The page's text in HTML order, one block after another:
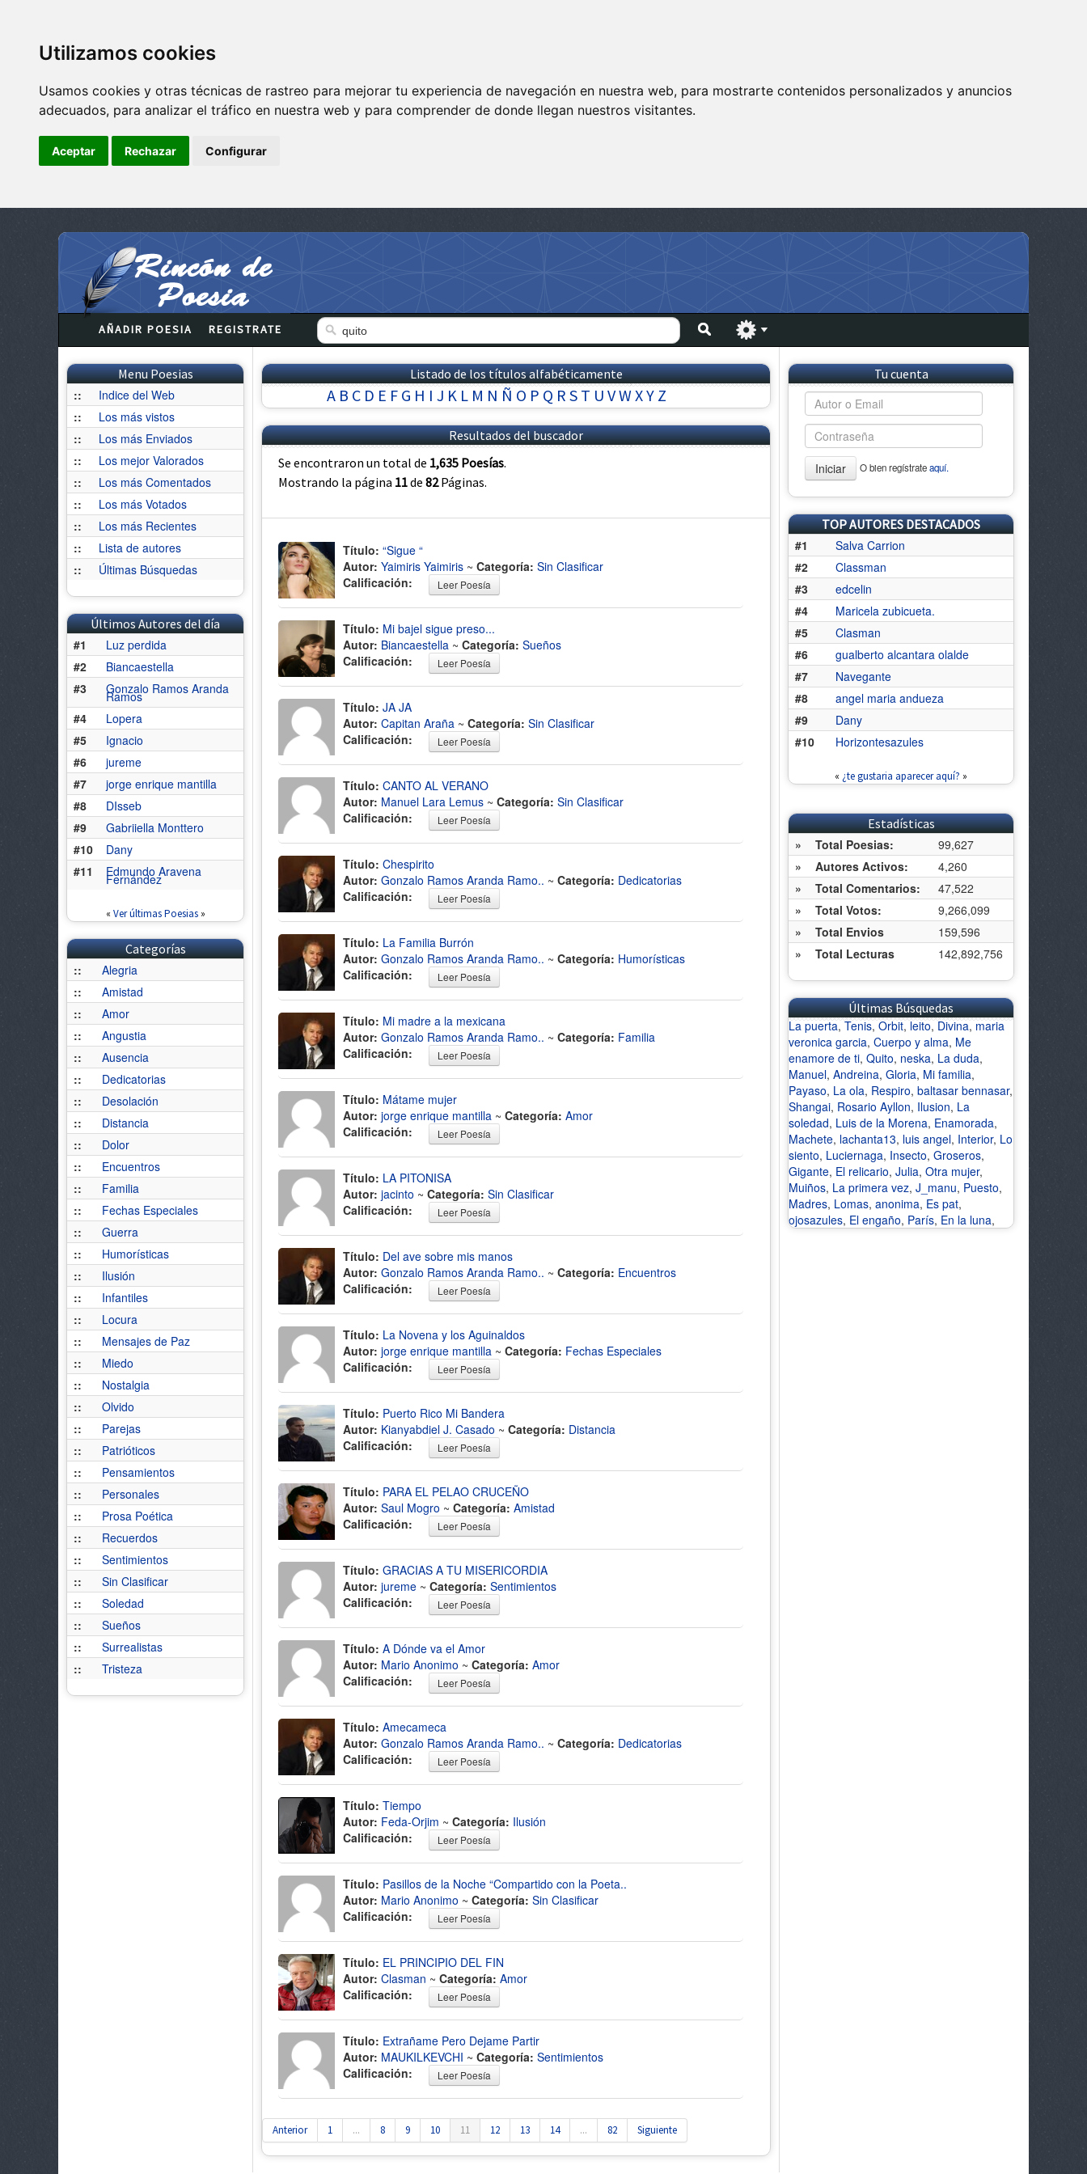
Utilizamos cookies
Usamos cookies y otras técnicas de rastreo para mejorar tu experiencia de navegación en nuestra web, para mostrarte contenidos personalizados y anuncios
adecuados, para analizar el tráfico en nuestra web y para comprender de donde llegan nuestros visitantes.
Aceptar Rechazar Configurar
AÑADIR POESIA REGISTRATE
Menu Poesias
::
Indice del Web
::
Los más vistos
::
Los más Enviados
::
Los mejor Valorados
::
Los más Comentados
::
Los más Votados
::
Los más Recientes
::
Lista de autores
::
Últimas Búsquedas
Últimos Autores del día
#1
Luz perdida
#2
Biancaestella
#3
Gonzalo Ramos Aranda
Ramos
#4
Lopera
#5
Ignacio
#6
jureme
#7
jorge enrique mantilla
#8
DIsseb
#9
Gabriiella Monttero
#10
Dany
#11
Edmundo Aravena
Fernández
« Ver últimas Poesias»
Categorías
::
Alegria
::
Amistad
::
Amor
::
Angustia
::
Ausencia
::
Dedicatorias
::
Desolación
::
Distancia
::
Dolor
::
Encuentros
::
Familia
::
Fechas Especiales
::
Guerra
::
Humorísticas
::
Ilusión
::
Infantiles
::
Locura
::
Mensajes de Paz
::
Miedo
::
Nostalgia
::
Olvido
::
Parejas
::
Patrióticos
::
Pensamientos
::
Personales
::
Prosa Poética
::
Recuerdos
::
Sentimientos
::
Sin Clasificar
::
Soledad
::
Sueños
::
Surrealistas
::
Tristeza
Listado de los títulos alfabéticamente
A B C D E F G H I J K L M N Ñ O P Q R S T U VWXY Z
Resultados del buscador
Se encontraron un total de 1,635 Poesías.
Mostrando la página 11de 82Páginas.
Título: “Sigue “
Autor: Yaimiris Yaimiris ~ Categoría: Sin Clasificar
Calificación:
Leer Poesía
Título: Mi bajel sigue preso...
Autor: Biancaestella ~ Categoría: Sueños
Calificación:
Leer Poesía
Título: JA JA
Autor: Capitan Araña ~ Categoría: Sin Clasificar
Calificación:
Leer Poesía
Título: CANTO AL VERANO
Autor: Manuel Lara Lemus ~ Categoría: Sin Clasificar
Calificación:
Leer Poesía
Título: Chespirito
Autor: Gonzalo Ramos Aranda Ramo.. ~ Categoría: Dedicatorias
Calificación:
Leer Poesía
Título: La Familia Burrón
Autor: Gonzalo Ramos Aranda Ramo.. ~ Categoría: Humorísticas
Calificación:
Leer Poesía
Título: Mi madre a la mexicana
Autor: Gonzalo Ramos Aranda Ramo.. ~ Categoría: Familia
Calificación:
Leer Poesía
Título: Mátame mujer
Autor: jorge enrique mantilla ~ Categoría: Amor
Calificación:
Leer Poesía
Título: LA PITONISA
Autor: jacinto ~ Categoría: Sin Clasificar
Calificación:
Leer Poesía
Título: Del ave sobre mis manos
Autor: Gonzalo Ramos Aranda Ramo.. ~ Categoría: Encuentros
Calificación:
Leer Poesía
Título: La Novena y los Aguinaldos
Autor: jorge enrique mantilla ~ Categoría: Fechas Especiales
Calificación:
Leer Poesía
Título: Puerto Rico Mi Bandera
Autor: Kianyabdiel J. Casado ~ Categoría: Distancia
Calificación:
Leer Poesía
Título: PARA EL PELAO CRUCEÑO
Autor: Saul Mogro ~ Categoría: Amistad
Calificación:
Leer Poesía
Título: GRACIAS A TU MISERICORDIA
Autor: jureme ~ Categoría: Sentimientos
Calificación:
Leer Poesía
Título: A Dónde va el Amor
Autor: Mario Anonimo ~ Categoría: Amor
Calificación:
Leer Poesía
Título: Amecameca
Autor: Gonzalo Ramos Aranda Ramo.. ~ Categoría: Dedicatorias
Calificación:
Leer Poesía
Título: Tiempo
Autor: Feda-Orjim ~ Categoría: Ilusión
Calificación:
Leer Poesía
Título: Pasillos de la Noche “Compartido con la Poeta..
Autor: Mario Anonimo ~ Categoría: Sin Clasificar
Calificación:
Leer Poesía
Título: EL PRINCIPIO DEL FIN
Autor: Clasman ~ Categoría: Amor
Calificación:
Leer Poesía
Título: Extrañame Pero Dejame Partir
Autor: MAUKILKEVCHI ~ Categoría: Sentimientos
Calificación:
Leer Poesía
Anterior 1 ... 8 9 10 11 12 13 14 ... 82 Siguiente
Tu cuenta
Iniciar O bien regístrateaquí.
TOP AUTORES DESTACADOS
#1
Salva Carrion
#2
Classman
#3
edcelin
#4
Maricela zubicueta.
#5
Clasman
#6
gualberto alcantara olalde
#7
Navegante
#8
angel maria andueza
#9
Dany
#10
Horizontesazules
« ¿te gustaria aparecer aquí? »
Estadísticas
»
Total Poesias:
99,627
»
Autores Activos:
4,260
»
Total Comentarios:
47,522
»
Total Votos:
9,266,099
»
Total Envios
159,596
»
Total Lecturas 142,892,756
Últimas Búsquedas
La puerta, Tenis, Orbit, leito, Divina, maria
veronica garcia, Cuerpo y alma, Me
enamore de ti, Quito, neska, La duda,
Manuel, Andreina, Gloria, Mi familia,
Payaso, La ola, Respiro, baltasar bennasar,
Shangai, Rosario Ayllon, Ilusion, La
soledad, Luis de la Morena, Enamorada,
Machete, lachanta13, luis angel, Interior, Lo
siento, Luciernaga, Insecto, Groseros,
Gigante, El relicario, Julia, Otra mujer,
Muiños, La primera vez, J_manu, Puesto,
Madres, Lomas, anonima, Es pat,
ojosazules, El engaño, París, En la luna,